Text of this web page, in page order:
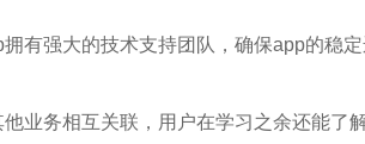
有强大的技术支持团队，确保app的稳
业务相互关联，用户在学习之余还能了